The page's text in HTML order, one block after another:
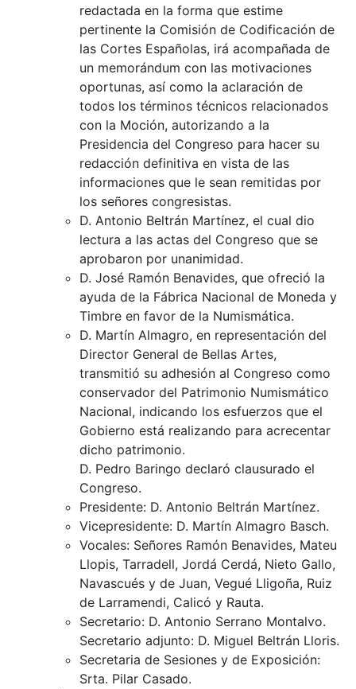
redactada en la forma que estime
pertinente la Comisión de Codificación de
las Cortes Españolas, irá acompañada de
un memorándum con las motivaciones
oportunas, así como la aclaración de
todos los términos técnicos relacionados
con la Moción, autorizando a la
Presidencia del Congreso para hacer su
redacción definitiva en vista de las
informaciones que le sean remitidas por
los señores congresistas.
D. Antonio Beltrán Martínez, el cual dio
lectura a las actas del Congreso que se
aprobaron por unanimidad.
D. José Ramón Benavides, que ofreció la
ayuda de la Fábrica Nacional de Moneda y
Timbre en favor de la Numismática.
D. Martín Almagro, en representación del
Director General de Bellas Artes,
transmitió su adhesión al Congreso como
conservador del Patrimonio Numismático
Nacional, indicando los esfuerzos que el
Gobierno está realizando para acrecentar
dicho patrimonio.
D. Pedro Baringo declaró clausurado el
Congreso.
Presidente: D. Antonio Beltrán Martínez.
Vicepresidente: D. Martín Almagro Basch.
Vocales: Señores Ramón Benavides, Mateu
Llopis, Tarradell, Jordá Cerdá, Nieto Gallo,
Navascués y de Juan, Vegué Lligoña, Ruiz
de Larramendi, Calicó y Rauta.
Secretario: D. Antonio Serrano Montalvo.
Secretario adjunto: D. Miguel Beltrán Lloris.
Secretaria de Sesiones y de Exposición:
Srta. Pilar Casado.